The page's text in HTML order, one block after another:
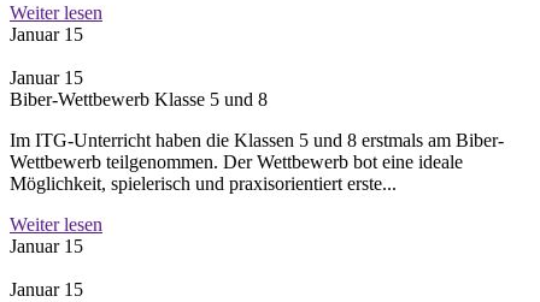
Weiter lesen
Januar 15
Januar 15
Biber-Wettbewerb Klasse 5 und 8
Im ITG-Unterricht haben die Klassen 5 und 8 erstmals am Biber-
Wettbewerb teilgenommen. Der Wettbewerb bot eine ideale
Möglichkeit, spielerisch und praxisorientiert erste...
Weiter lesen
Januar 15
Januar 15